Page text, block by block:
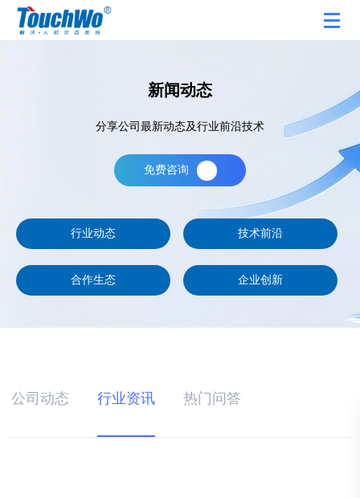
新闻动态
分享公司最新动态及行业前沿技术
免费咨询
行业动态 技术前沿
合作生态 企业创新
公司动态 行业资讯 热门问答